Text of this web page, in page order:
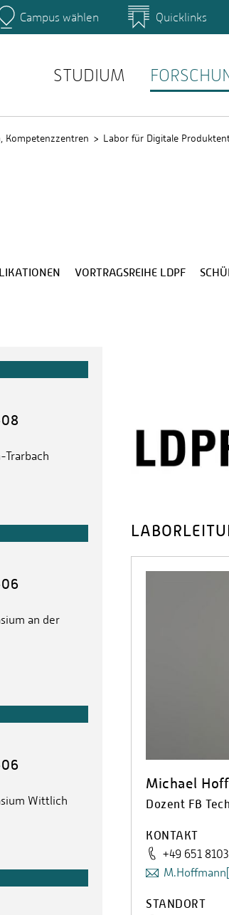
Hauptcampus Campus
Campus wählen Quicklinks
STUDIUM
Kompetenzzentren Labor für Digitale
VORTRAGSREIHE LDPF
Trarbach
an der
Wittlich
Michael
Dozent FB
KONTAKT
+49 651
STANDORT